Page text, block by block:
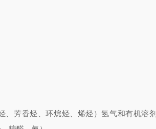
烃、芳香烃、环烷烃、烯烃）氢气和有机溶剂